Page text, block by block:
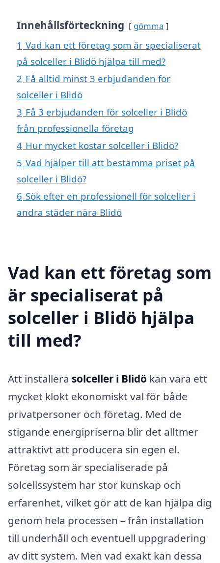
Innehållsförteckning gömma
1 Vad kan ett företag som är specialiserat
på solceller i Blidö hjälpa till med?
2 Få alltid minst 3 erbjudanden för
solceller i Blidö
3 Få 3 erbjudanden för solceller i Blidö
från professionella företag
4 Hur mycket kostar solceller i Blidö?
5 Vad hjälper till att bestämma priset på
solceller i Blidö?
6 Sök efter en professionell för solceller i
andra städer nära Blidö
Vad kan ett företag som
är specialiserat på
solceller i Blidö hjälpa
till med?
Att installera solceller i Blidö kan vara ett
mycket klokt ekonomiskt val för både
privatpersoner och företag. Med de
stigande energipriserna blir det alltmer
attraktivt att producera sin egen el.
Företag som är specialiserade på
solcellssystem har stor kunskap och
erfarenhet, vilket gör att de kan hjälpa dig
genom hela processen – från installation
till underhåll och eventuell uppgradering
av ditt system. Men vad exakt kan dessa